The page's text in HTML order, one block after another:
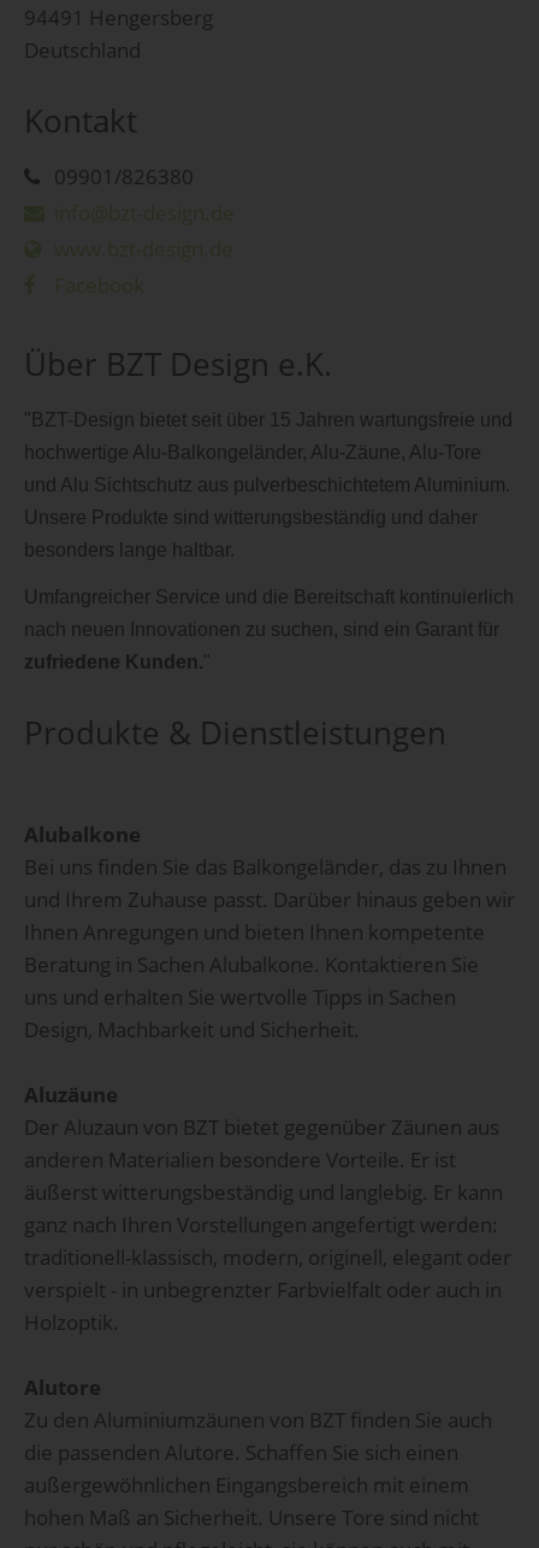
94491 Hengersberg
Deutschland
Kontakt
09901/826380
Über BZT Design e.K.
"BZT-Design bietet seit über 15 Jahren wartungsfreie und
hochwertige Alu-Balkongeländer, Alu-Zäune, Alu-Tore
und Alu Sichtschutz aus pulverbeschichtetem Aluminium.
Unsere Produkte sind witterungsbeständig und daher
besonders lange haltbar.
Umfangreicher Service und die Bereitschaft kontinuierlich
nach neuen Innovationen zu suchen, sind ein Garant für
zufriedene Kunden."
Produkte & Dienstleistungen
Alubalkone
Bei uns finden Sie das Balkongeländer, das zu Ihnen
und Ihrem Zuhause passt. Darüber hinaus geben wir
Ihnen Anregungen und bieten Ihnen kompetente
Beratung in Sachen Alubalkone. Kontaktieren Sie
uns und erhalten Sie wertvolle Tipps in Sachen
Design, Machbarkeit und Sicherheit.
Aluzäune
Der Aluzaun von BZT bietet gegenüber Zäunen aus
anderen Materialien besondere Vorteile. Er ist
äußerst witterungsbeständig und langlebig. Er kann
ganz nach Ihren Vorstellungen angefertigt werden:
traditionell-klassisch, modern, originell, elegant oder
verspielt - in unbegrenzter Farbvielfalt oder auch in
Holzoptik.
Alutore
Zu den Aluminiumzäunen von BZT finden Sie auch
die passenden Alutore. Schaffen Sie sich einen
außergewöhnlichen Eingangsbereich mit einem
hohen Maß an Sicherheit. Unsere Tore sind nicht